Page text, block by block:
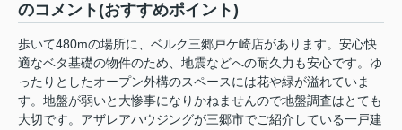
のコメント(おすすめポイント)
歩いて480mの場所に、ベルク三郷戸ケ崎店があります。安心快
適なベタ基礎の物件のため、地震などへの耐久力も安心です。ゆ
ったりとしたオープン外構のスペースには花や緑が溢れていま
す。地盤が弱いと大惨事になりかねませんので地盤調査はとても
大切です。アザレアハウジングが三郷市でご紹介している一戸建